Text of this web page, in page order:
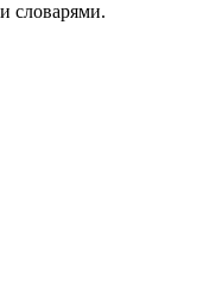
словарями.